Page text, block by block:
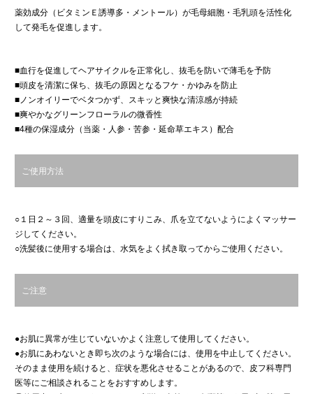
薬効成分（ビタミンＥ誘導多・メントール）が毛母細胞・毛乳頭を活性化
して発毛を促進します。
■血行を促進してヘアサイクルを正常化し、抜毛を防いで薄毛を予防
■頭皮を清潔に保ち、抜毛の原因となるフケ・かゆみを防止
■ノンオイリーでベタつかず、スキッと爽快な清涼感が持続
■爽やかなグリーンフローラルの微香性
■4種の保湿成分（当薬・人参・苦参・延命草エキス）配合
ご使用方法
○１日２～３回、適量を頭皮にすりこみ、爪を立てないようによくマッサー
ジしてください。
○洗髪後に使用する場合は、水気をよく拭き取ってからご使用ください。
ご注意
●お肌に異常が生じていないかよく注意して使用してください。
●お肌にあわないとき即ち次のような場合には、使用を中止してください。
そのまま使用を続けると、症状を悪化させることがあるので、皮フ科専門
医等にご相談されることをおすすめします。